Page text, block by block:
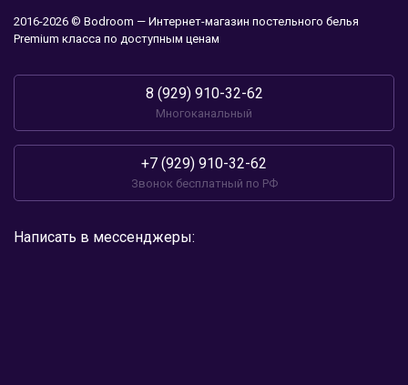
2016-2026 © Bodroom — Интернет-магазин постельного белья
Premium класса по доступным ценам
8 (929) 910-32-62
Многоканальный
+7 (929) 910-32-62
Звонок бесплатный по РФ
Написать в мессенджеры: